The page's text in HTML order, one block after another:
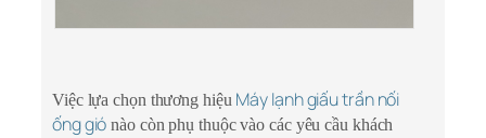
Việc lựa chọn thương hiệu Máy lạnh giấu trần nối
ống gió nào còn phụ thuộc vào các yêu cầu khách